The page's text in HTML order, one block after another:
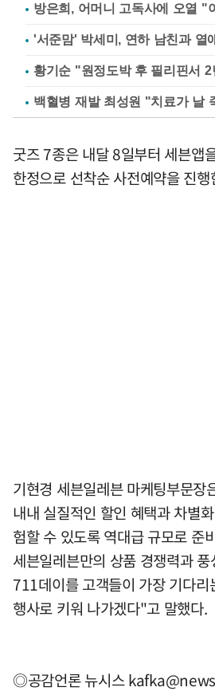
방은희, 어머니 고독사에 오열 "
'서준맘' 박세미, 연하 남친과 열
황기순 "원정도박 후 필리핀서
백혈병 재발 최성원 "치료가 날
굿즈 7종은 내달 8일부터 세븐앱
한정으로 선착순 사전예약을 진행
기현경 세븐일레븐 마케팅부문
내내 실질적인 할인 혜택과 차별
험할 수 있도록 역대급 규모로 준
세븐일레븐만의 상품 경쟁력과
711데이를 고객들이 가장 기다
행사로 키워 나가겠다"고 말했다.
◎공감언론 뉴시스